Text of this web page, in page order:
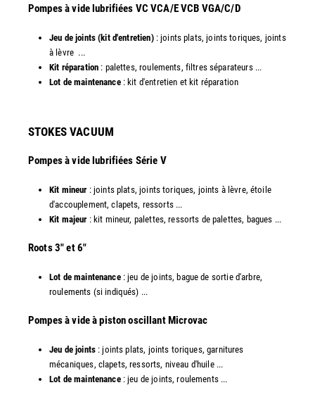
​Pompes à vide lubrifiées VC VCA/E VCB VGA/C/D
Jeu de joints (kit d'entretien) : joints plats, joints toriques, joints
à lèvre ...
Kit réparation : palettes, roulements, filtres séparateurs ...
Lot de maintenance: kit d'entretien et kit réparation​
STOKES VACUUM
Pompes à vide lubrifiées Série V
Kit mineur : joints plats, joints toriques, joints à lèvre, étoile
d'accouplement, clapets, ressorts ...
Kit majeur : kit mineur, palettes, ressorts de palettes, bagues ...
​Roots 3" et 6"
Lot de maintenance: jeu de joints, bague de sortie d'arbre,
roulements (si indiqués) ...
​​Pompes à vide à piston oscillant Microvac
Jeu de joints: joints plats, joints toriques, garnitures
mécaniques, clapets, ressorts, niveau d'huile ...
Lot de maintenance: jeu de joints, roulements ...